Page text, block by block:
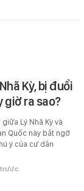
Kỳ, bị đuổi
giờ ra sao?
Lý Nhã Kỳ và
Quốc này bất ngờ
ý của cư dân
trước